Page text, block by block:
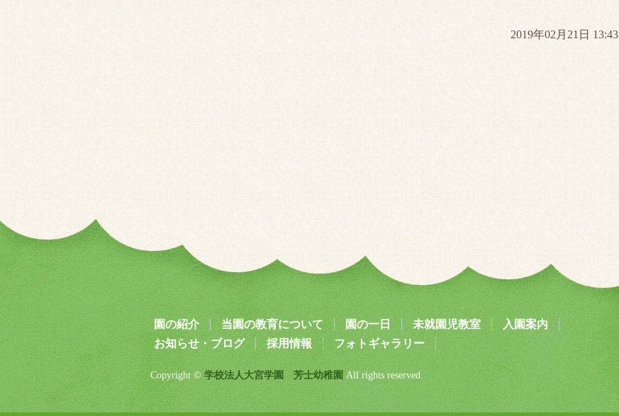
2019年02月21日 13:43
園の紹介 当園の教育について 園の一日 未就園児教室
入園案内
お知らせ・ブログ
採用情報 フォトギャラリー
Copyright © 学校法人大宮学園 芳士幼稚園 All rights reserved.